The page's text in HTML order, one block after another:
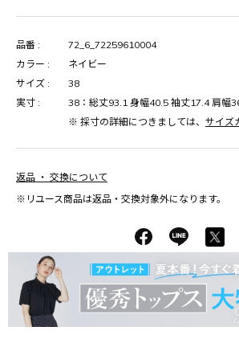
品番 :
72_6_72259610004
カラー :
ネイビー
サイズ :
38
実寸 :
38：総丈93.1 身幅40.5 袖丈17.4 肩幅
※ 採寸の詳細につきましては、 サイズ
返品 ・ 交換について
※リユース商品は返品・交換対象外になります。